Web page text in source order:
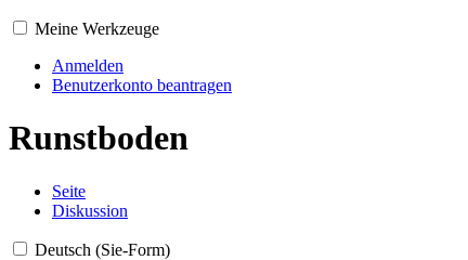
Meine Werkzeuge
Anmelden
Benutzerkonto beantragen
Runstboden
Seite
Diskussion
Deutsch (Sie-Form)